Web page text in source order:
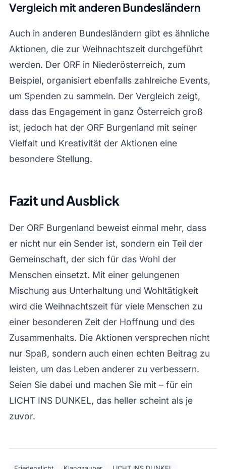
Vergleich mit anderen Bundesländern
Auch in anderen Bundesländern gibt es ähnliche
Aktionen, die zur Weihnachtszeit durchgeführt
werden. Der ORF in Niederösterreich, zum
Beispiel, organisiert ebenfalls zahlreiche Events,
um Spenden zu sammeln. Der Vergleich zeigt,
dass das Engagement in ganz Österreich groß
ist, jedoch hat der ORF Burgenland mit seiner
Vielfalt und Kreativität der Aktionen eine
besondere Stellung.
Fazit und Ausblick
Der ORF Burgenland beweist einmal mehr, dass
er nicht nur ein Sender ist, sondern ein Teil der
Gemeinschaft, der sich für das Wohl der
Menschen einsetzt. Mit einer gelungenen
Mischung aus Unterhaltung und Wohltätigkeit
wird die Weihnachtszeit für viele Menschen zu
einer besonderen Zeit der Hoffnung und des
Zusammenhalts. Die Aktionen versprechen nicht
nur Spaß, sondern auch einen echten Beitrag zu
leisten, um das Leben anderer zu verbessern.
Seien Sie dabei und machen Sie mit – für ein
LICHT INS DUNKEL, das heller scheint als je
zuvor.